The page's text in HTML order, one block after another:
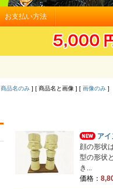
お支払い方法
商品名のみ ] [ 商品名と画像 ] [ 画像のみ ]
ア
顔の形状
型の形状
き...
価格：